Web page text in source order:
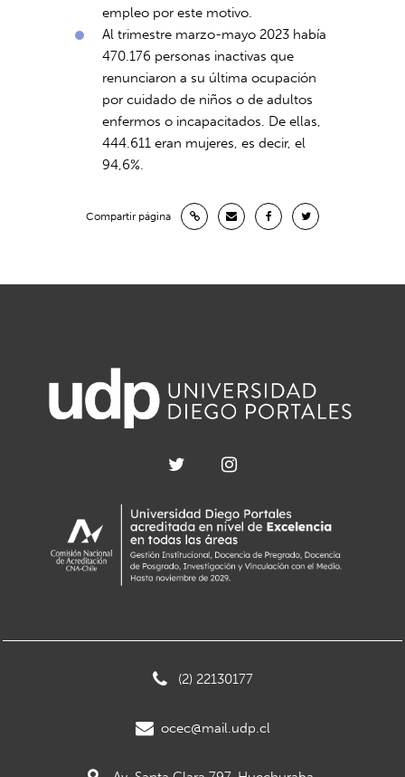
empleo por este motivo.
Al trimestre marzo-mayo 2023 había
470.176 personas inactivas que
renunciaron a su última ocupación
por cuidado de niños o de adultos
enfermos o incapacitados. De ellas,
444.611 eran mujeres, es decir, el
94,6%.
Compartir página
(2) 22130177
ocec@mail.udp.cl